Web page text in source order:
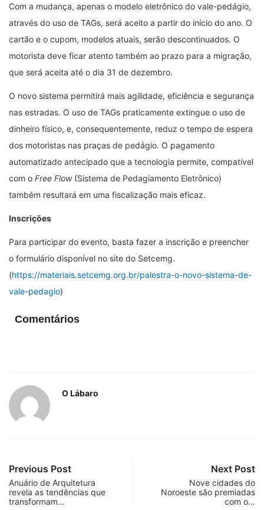
Com a mudança, apenas o modelo eletrônico do vale-pedágio,
através do uso de TAGs, será aceito a partir do início do ano. O
cartão e o cupom, modelos atuais, serão descontinuados. O
motorista deve ficar atento também ao prazo para a migração,
que será aceita até o dia 31 de dezembro.
O novo sistema permitirá mais agilidade, eficiência e segurança
nas estradas. O uso de TAGs praticamente extingue o uso de
dinheiro físico, e, consequentemente, reduz o tempo de espera
dos motoristas nas praças de pedágio. O pagamento
automatizado antecipado que a tecnologia permite, compatível
com o Free Flow(Sistema de Pedagiamento Eletrônico)
também resultará em uma fiscalização mais eficaz.
Inscrições
Para participar do evento, basta fazer a inscrição e preencher
o formulário disponível no site do Setcemg.
(https://materiais.setcemg.org.br/palestra-o-novo-sistema-de-
vale-pedagio)
Comentários
O Lábaro
Previous Post
Anuário de Arquitetura
revela as tendências que
transformam…
Next Post
Nove cidades do
Noroeste são premiadas
com o…